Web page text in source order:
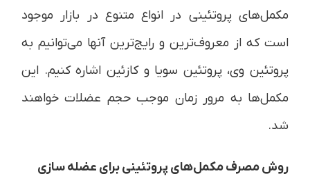
مکمل‌های پروتئینی در انواع متنوع در بازار موجود
است که از معروف‌ترین و رایج‌ترین آنها می‌توانیم به
پروتئین وی، پروتئین سویا و کازئین اشاره کنیم. این
مکمل‌ها به مرور زمان موجب حجم عضلات خواهند
شد.
روش مصرف مکمل‌های پروتئینی برای عضله سازی